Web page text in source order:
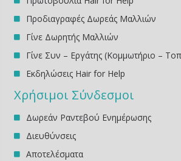
Προδιαγραφές Δωρεάς Μαλλιών
Γίνε Δωρητής Μαλλιών
Γίνε Συν – Εργάτης (Κομμωτήριο –
Εκδηλώσεις Ηair for Help
Χρήσιμοι Σύνδεσμοι
Δωρεάν Ραντεβού Ενημέρωσης
Διευθύνσεις
Αποτελέσματα